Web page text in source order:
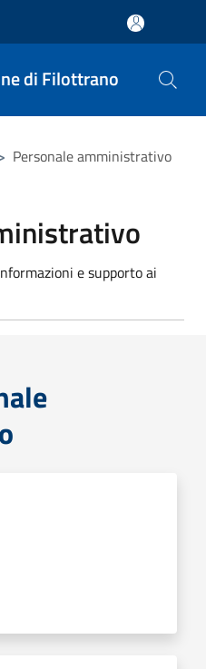
di Filottrano
Personale amministrativo
e supporto ai